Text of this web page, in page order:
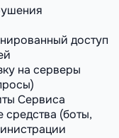
доступ
на серверы
Сервиса
средства (боты,